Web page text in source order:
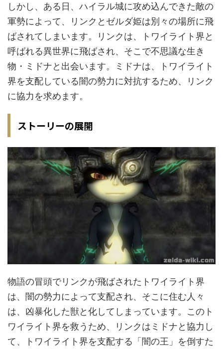
しかし、ある日、ハイラル城に攻め込んできた敵の
軍勢によって、リンクとゼルダ姫は別々の場所に飛
ばされてしまいます。リンクは、トワイライト界と
呼ばれる異世界に飛ばされ、そこで不思議な生き
物・ミドナと出会います。ミドナは、トワイライト
界を支配している闇の勢力に対抗するため、リンク
に協力を求めます。
ストーリーの展開
物語の冒頭でリンクが飛ばされたトワイライト界
は、闇の勢力によって支配され、そこに住む人々
は、凶暴化した獣と化してしまっています。このト
ワイライト界を救うため、リンクはミドナと協力し
て、トワイライト界を支配する「闇の王」を倒すた